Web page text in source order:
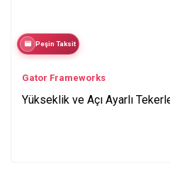
Peşin Taksit
Gator Frameworks
Yükseklik ve Açı Ayarlı